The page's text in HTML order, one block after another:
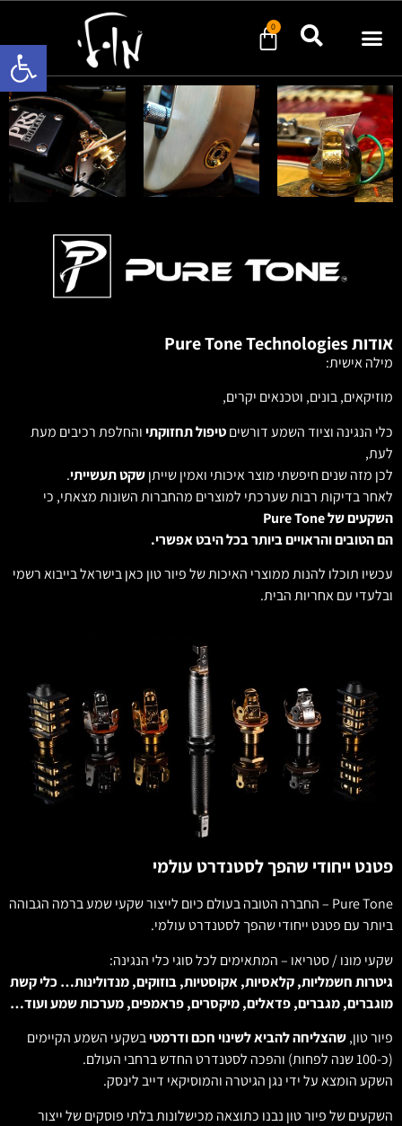
פתח
0
אודות Pure Tone Technologies
מילה אישית:
מוזיקאים, בונים, וטכנאים יקרים,
כלי הנגינה וציוד השמע דורשיםטיפול תחזוקתיוהחלפת רכיבים מעת
לעת,
לכן מזה שנים חיפשתי מוצר איכותי ואמין שייתןשקט תעשייתי.
לאחר בדיקות רבות שערכתי למוצרים מהחברות השונות מצאתי, כי
השקעים של Pure Tone
הם הטובים והראויים ביותר בכל היבט אפשרי.
עכשיו תוכלו להנות ממוצרי האיכות של פיור טון כאן בישראל בייבוא רשמי
ובלעדי עם אחריות הבית.
פטנט ייחודי שהפך לסטנדרט עולמי
Pure Tone – החברה הטובה בעולם כיום לייצור שקעי שמע ברמה הגבוהה
ביותר עם פטנט ייחודי שהפך לסטנדרט עולמי.
שקעי מונו / סטריאו – המתאימים לכל סוגי כלי הנגינה:
גיטרות חשמליות, קלאסיות, אקוסטיות, בוזוקים, מנדולינות… כלי קשת
מוגברים, מגברים, פדאלים, מיקסרים, פראמפים, מערכות שמע ועוד…
פיור טון,שהצליחה להביא לשינוי חכם ודרמטיבשקעי השמע הקיימים
(כ-100 שנה לפחות) והפכה לסטנדרט החדש ברחבי העולם.
השקע הומצא על ידי נגן הגיטרה והמוסיקאי דייב לינסק.
השקעים של פיור טון נבנו כתוצאה מכישלונות בלתי פוסקים של ייצור